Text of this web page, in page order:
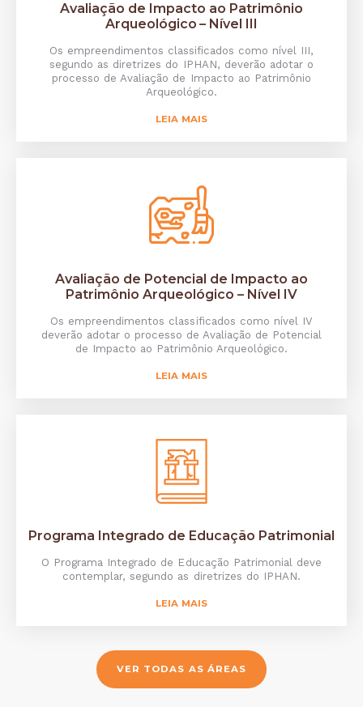
Avaliação de Impacto ao Patrimônio
Arqueológico – Nível III
Os empreendimentos classificados como nível III,
segundo as diretrizes do IPHAN, deverão adotar o
processo de Avaliação de Impacto ao Patrimônio
Arqueológico.
LEIA MAIS
Avaliação de Potencial de Impacto ao
Patrimônio Arqueológico – Nível IV
Os empreendimentos classificados como nível IV
deverão adotar o processo de Avaliação de Potencial
de Impacto ao Patrimônio Arqueológico.
LEIA MAIS
Programa Integrado de Educação Patrimonial
O Programa Integrado de Educação Patrimonial deve
contemplar, segundo as diretrizes do IPHAN.
LEIA MAIS
VER TODAS AS ÁREAS